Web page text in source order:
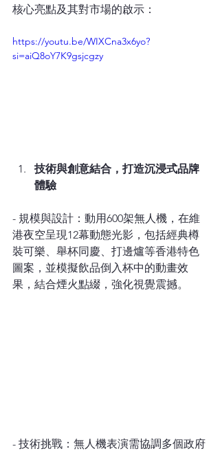
核心亮點及其對市場的啟示：
https://youtu.be/WIXCna3x6yo?
si=aiQ8oY7K9gsjcgzy
技術與創意結合，打造沉浸式品牌
體驗
- 規模與設計：動用600架無人機，在維
港夜空呈現12幕動態光影，包括經典樽
裝可樂、舉杯同慶、打邊爐等香港特色
圖案，並模擬飲品倒入杯中的動畫效
果，結合煙火點綴，強化視覺震撼。
- 技術挑戰：無人機表演需協調多個政府